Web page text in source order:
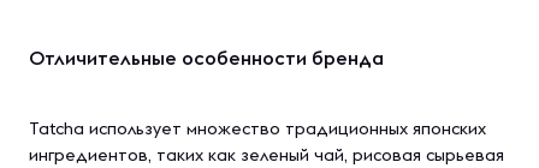
Отличительные особенности бренда
Tatcha использует множество традиционных японских
ингредиентов, таких как зеленый чай, рисовая сырьевая